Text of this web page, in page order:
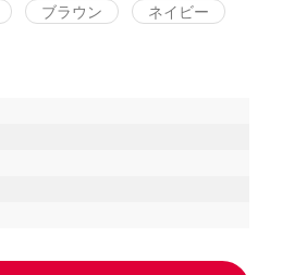
ブラウン ネイビー